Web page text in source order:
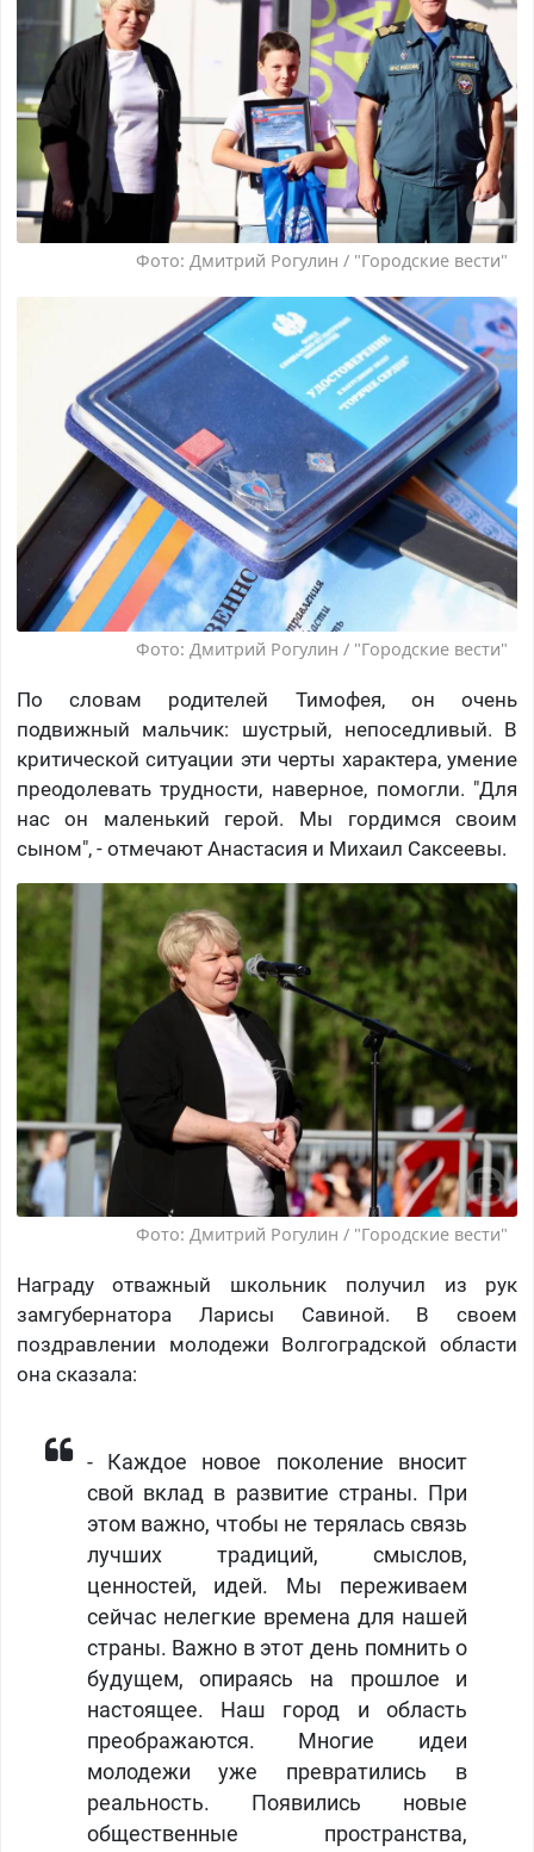
Фото: Дмитрий Рогулин / "Городские вести"
Фото: Дмитрий Рогулин / "Городские вести"
По словам родителей Тимофея, он очень
подвижный мальчик: шустрый, непоседливый. В
критической ситуации эти черты характера, умение
преодолевать трудности, наверное, помогли. "Для
нас он маленький герой. Мы гордимся своим
сыном", - отмечают Анастасия и Михаил Саксеевы.
Фото: Дмитрий Рогулин / "Городские вести"
Награду отважный школьник получил из рук
замгубернатора Ларисы Савиной. В своем
поздравлении молодежи Волгоградской области
она сказала:
​- Каждое новое поколение вносит
свой вклад в развитие страны. При
этом важно, чтобы не терялась связь
лучших традиций, смыслов,
ценностей, идей. Мы переживаем
сейчас нелегкие времена для нашей
страны. Важно в этот день помнить о
будущем, опираясь на прошлое и
настоящее. Наш город и область
преображаются. Многие идеи
молодежи уже превратились в
реальность. Появились новые
общественные пространства,